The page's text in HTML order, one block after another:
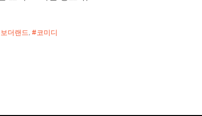
보더랜드, 코미디